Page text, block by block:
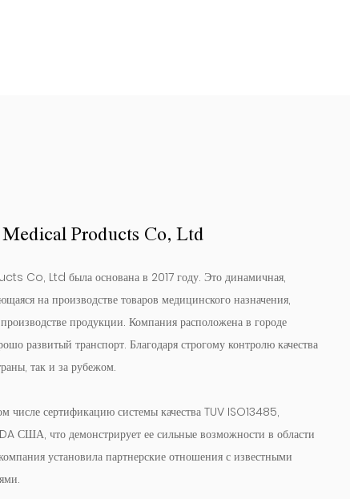
Products Co, Ltd
Ltd была основана в 2017 году. Это динамичная,
на производстве товаров медицинского назначения,
продукции. Компания расположена в городе
развитый транспорт. Благодаря строгому контролю качества
так и за рубежом.
числе сертификацию системы качества TUV ISO13485,
США, что демонстрирует ее сильные возможности в области
установила партнерские отношения с известными